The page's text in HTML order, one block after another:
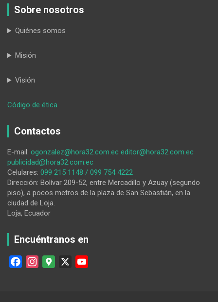
Sobre nosotros
Quiénes somos
Misión
Visión
Código de ética
Superior
rinde
homenaje
a
Ronier
Ramírez
Contactos
E-mail: ogonzalez@hora32.com.ec editor@hora32.com.ec
publicidad@hora32.com.ec
Celulares: 099 215 1148 / 099 754 4222
Dirección: Bolívar 209-52, entre Mercadillo y Azuay (segundo
piso), a pocos metros de la plaza de San Sebastián, en la
ciudad de Loja.
Loja, Ecuador
Encuéntranos en